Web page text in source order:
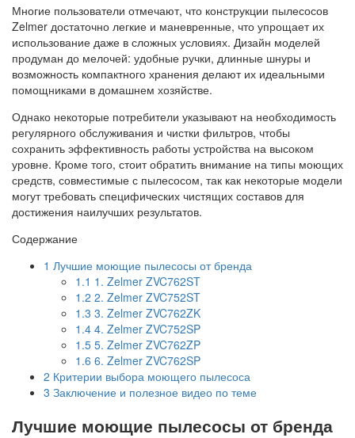
Многие пользователи отмечают, что конструкции пылесосов
Zelmer достаточно легкие и маневренные, что упрощает их
использование даже в сложных условиях. Дизайн моделей
продуман до мелочей: удобные ручки, длинные шнуры и
возможность компактного хранения делают их идеальными
помощниками в домашнем хозяйстве.
Однако некоторые потребители указывают на необходимость
регулярного обслуживания и чистки фильтров, чтобы
сохранить эффективность работы устройства на высоком
уровне. Кроме того, стоит обратить внимание на типы моющих
средств, совместимые с пылесосом, так как некоторые модели
могут требовать специфических чистящих составов для
достижения наилучших результатов.
Содержание
1 Лучшие моющие пылесосы от бренда
1.1 1. Zelmer ZVC762ST
1.2 2. Zelmer ZVC752ST
1.3 3. Zelmer ZVC762ZK
1.4 4. Zelmer ZVC752SP
1.5 5. Zelmer ZVC762ZP
1.6 6. Zelmer ZVC762SP
2 Критерии выбора моющего пылесоса
3 Заключение и полезное видео по теме
Лучшие моющие пылесосы от бренда